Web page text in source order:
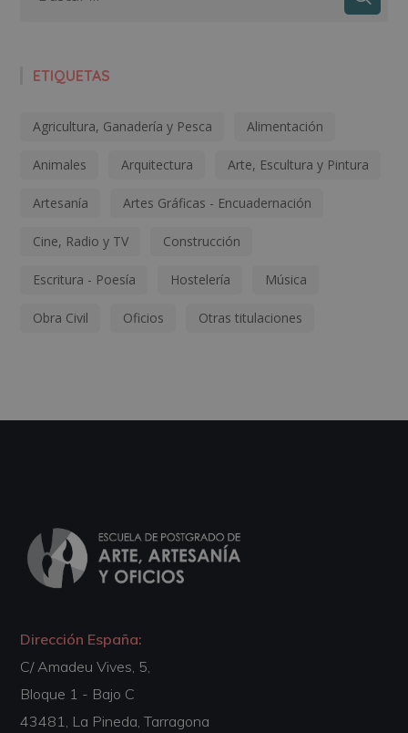
ETIQUETAS
Agricultura, Ganadería y Pesca Alimentación
Animales Arquitectura Arte, Escultura y Pintura
Artesanía Artes Gráficas - Encuadernación
Cine, Radio y TV Construcción
Escritura - Poesía Hostelería Música
Obra Civil Oficios Otras titulaciones
Dirección España:
C/ Amadeu Vives, 5,
Bloque 1 - Bajo C
43481, La Pineda, Tarragona